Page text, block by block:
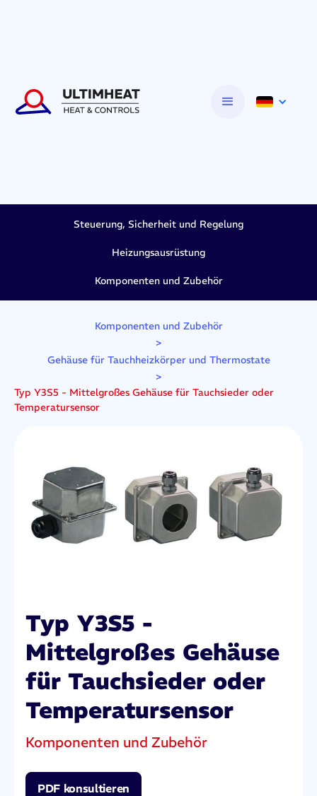
Steuerung, Sicherheit und Regelung
Heizungsausrüstung
Komponenten und Zubehör
Komponenten und Zubehör
>
Gehäuse für Tauchheizkörper und Thermostate
>
Typ Y3S5 - Mittelgroßes Gehäuse für Tauchsieder oder
Temperatursensor
Typ Y3S5 -
Mittelgroßes Gehäuse
für Tauchsieder oder
Temperatursensor
Komponenten und Zubehör
PDF konsultieren